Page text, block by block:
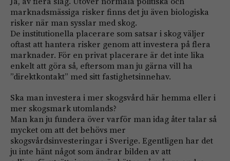
marknadsmässiga risker finns det ju även biologiska
risker när man sysslar med skog.
De institutionella placerare som satsar i skog väljer
oftast att hantera risker genom att investera på flera
marknader. För en privat placerare är det inte lika
enkelt att göra så, eftersom man ju gärna vill ha
”direktkontakt” med sitt fastighetsinnehav.
Ska man investera i mer skogsvård här hemma eller i
mer skogsmark utomlands?
Man kan ju fundera över varför man idag åter talar så
mycket om att det behövs mer
skogsvårdsinvesteringar i Sverige. Egentligen har det
ju inte hänt något som ändrar bilden av att